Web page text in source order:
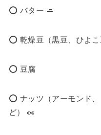
⭕️ バター 🧈
⭕️ 乾燥豆（黒豆、ひよこ
⭕️ 豆腐
⭕️ ナッツ（アーモンド
ど） 🥜